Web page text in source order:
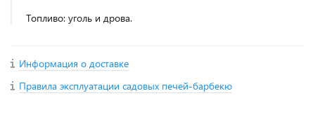
Топливо: уголь и дрова.
Информация о доставке
Правила эксплуатации садовых печей-барбекю